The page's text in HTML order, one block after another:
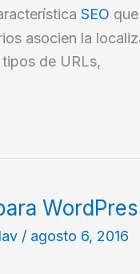
SEO
asocien la
de URLs,
/ agosto 6, 2016